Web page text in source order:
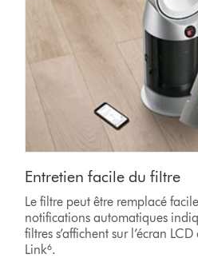
Entretien facile du filtre
Le filtre peut être remplacé
notifications automatiques
filtres s’affichent sur l’écran
Link⁶.